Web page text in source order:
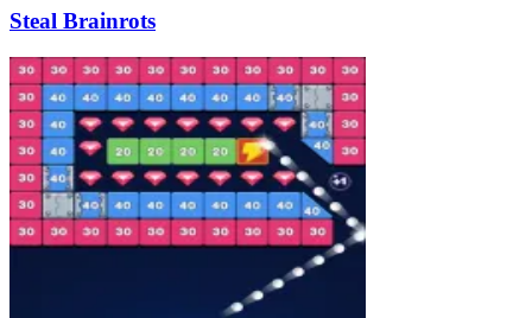
Steal Brainrots